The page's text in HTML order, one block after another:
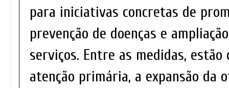
para iniciativas concretas de
prevenção de doenças e
serviços. Entre as medidas,
atenção primária, a expansão da